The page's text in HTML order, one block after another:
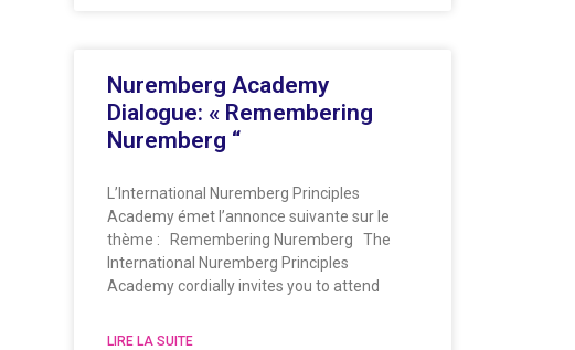
Nuremberg Academy
Dialogue: « Remembering
Nuremberg “
L’International Nuremberg Principles
Academy émet l’annonce suivante sur le
thème : Remembering Nuremberg The
International Nuremberg Principles
Academy cordially invites you to attend
LIRE LA SUITE